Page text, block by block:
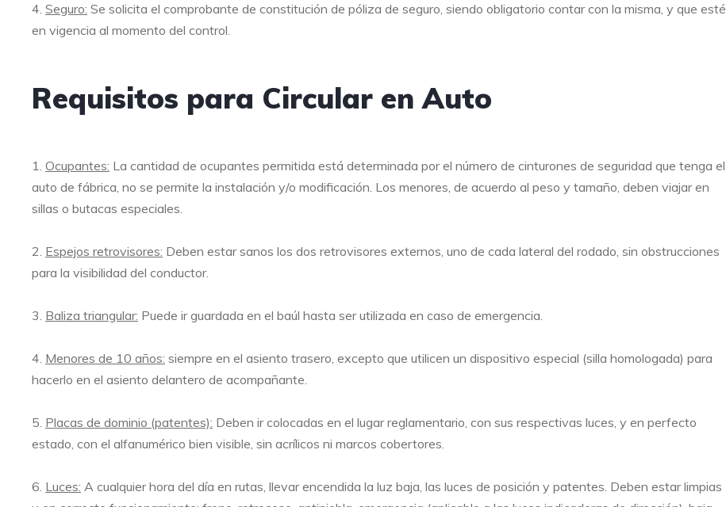
4. Seguro: Se solicita el comprobante de constitución de póliza de seguro, siendo obligatorio contar con la misma, y que esté
en vigencia al momento del control.
Requisitos para Circular en Auto
1. Ocupantes: La cantidad de ocupantes permitida está determinada por el número de cinturones de seguridad que tenga el
auto de fábrica, no se permite la instalación y/o modificación. Los menores, de acuerdo al peso y tamaño, deben viajar en
sillas o butacas especiales.
2. Espejos retrovisores: Deben estar sanos los dos retrovisores externos, uno de cada lateral del rodado, sin obstrucciones
para la visibilidad del conductor.
3. Baliza triangular: Puede ir guardada en el baúl hasta ser utilizada en caso de emergencia.
4. Menores de 10 años: siempre en el asiento trasero, excepto que utilicen un dispositivo especial (silla homologada) para
hacerlo en el asiento delantero de acompañante.
5. Placas de dominio (patentes): Deben ir colocadas en el lugar reglamentario, con sus respectivas luces, y en perfecto
estado, con el alfanumérico bien visible, sin acrílicos ni marcos cobertores.
6. Luces: A cualquier hora del día en rutas, llevar encendida la luz baja, las luces de posición y patentes. Deben estar limpias